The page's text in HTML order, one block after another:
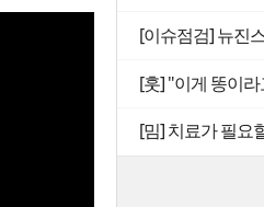
[이슈점검] 뉴진
[훗] "이게 똥이
[밈] 치료가 필요